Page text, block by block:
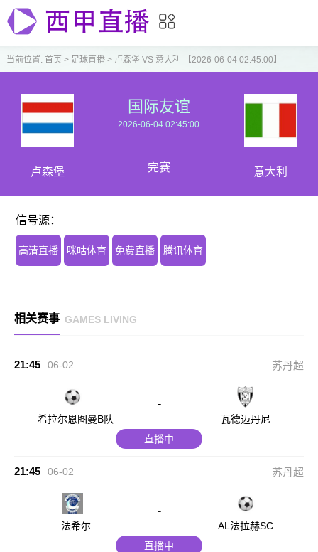
当前位置: 首页 > 足球直播> 卢森堡 VS 意大利 【2026-06-04 02:45:00】
卢森堡
国际友谊
2026-06-04 02:45:00
完赛 意大利
信号源：
高清直播 咪咕体育 免费直播 腾讯体育
相关赛事 GAMES LIVING
21:45 06-02 苏丹超
希拉尔恩图曼B队
-
瓦德迈丹尼
直播中
21:45 06-02 苏丹超
法希尔
-
AL法拉赫SC
直播中